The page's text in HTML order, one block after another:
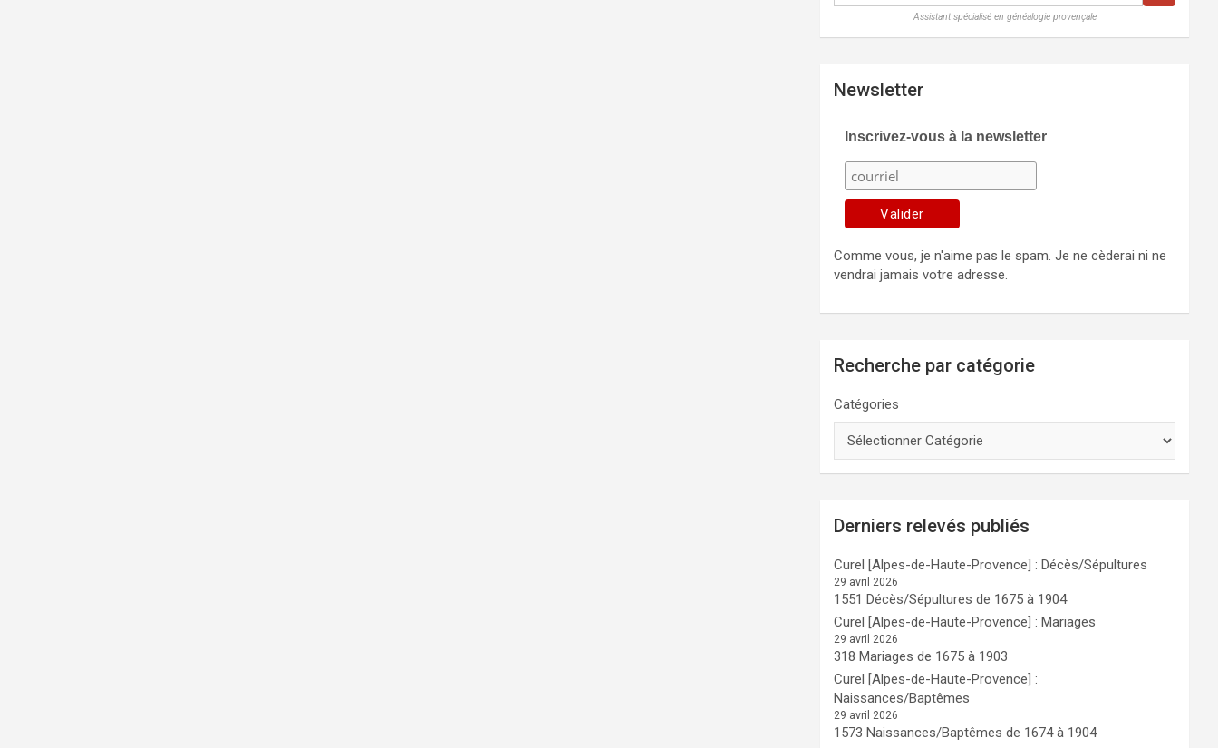
Assistant spécialisé en généalogie provençale
Newsletter
Inscrivez-vous à la newsletter
Comme vous, je n'aime pas le spam. Je ne cèderai ni ne
vendrai jamais votre adresse.
Recherche par catégorie
Catégories
Derniers relevés publiés
Curel [Alpes-de-Haute-Provence] : Décès/Sépultures
29 avril 2026
1551 Décès/Sépultures de 1675 à 1904
Curel [Alpes-de-Haute-Provence] : Mariages
29 avril 2026
318 Mariages de 1675 à 1903
Curel [Alpes-de-Haute-Provence] :
Naissances/Baptêmes
29 avril 2026
1573 Naissances/Baptêmes de 1674 à 1904